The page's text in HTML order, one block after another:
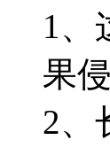
1、
果
2、